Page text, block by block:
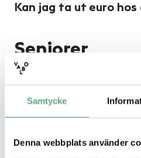
Samtycke
Denna webbplats använder
Kan jag ta ut euro hos
Seniorer
Finns det butiker
Köpcentrum?